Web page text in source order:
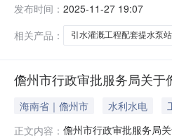
据《中华人民共和国行
公路延长线
发布时间： 2025-11-27 19:07
相关产品：
引水灌溉工程配套提水泵
儋州市行政审批服务局关
海南省｜儋州市 水利水电
正文内容： 儋州市行政审批服务局